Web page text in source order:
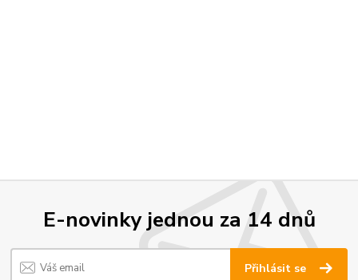
E-novinky jednou za 14 dnů
Přihlásit se